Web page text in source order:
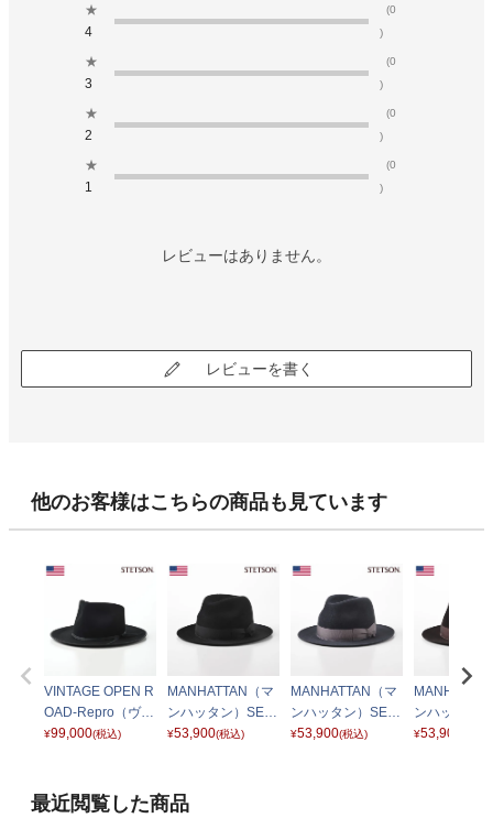
★
4
(0
)
★
3
(0
)
★
2
(0
)
★
1
(0
)
レビューはありません。
レビューを書く
他のお客様はこちらの商品も見ています
VINTAGE OPEN R
OAD-Repro（ヴィ
ンテージ オープン
¥99,000(税込)
MANHATTAN（マ
ンハッタン）SE62
1 ブラック
¥53,900(税込)
MANHATTAN（マ
ンハッタン）SE62
1 グレー
¥53,900(税込)
ンハッタン
1 ブラウン
¥53,900
最近閲覧した商品